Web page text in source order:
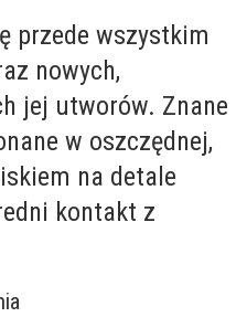
przede wszystkim
nowych,
jej utworów. Znane
w oszczędnej,
na detale
kontakt z